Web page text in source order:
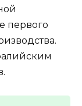
первого